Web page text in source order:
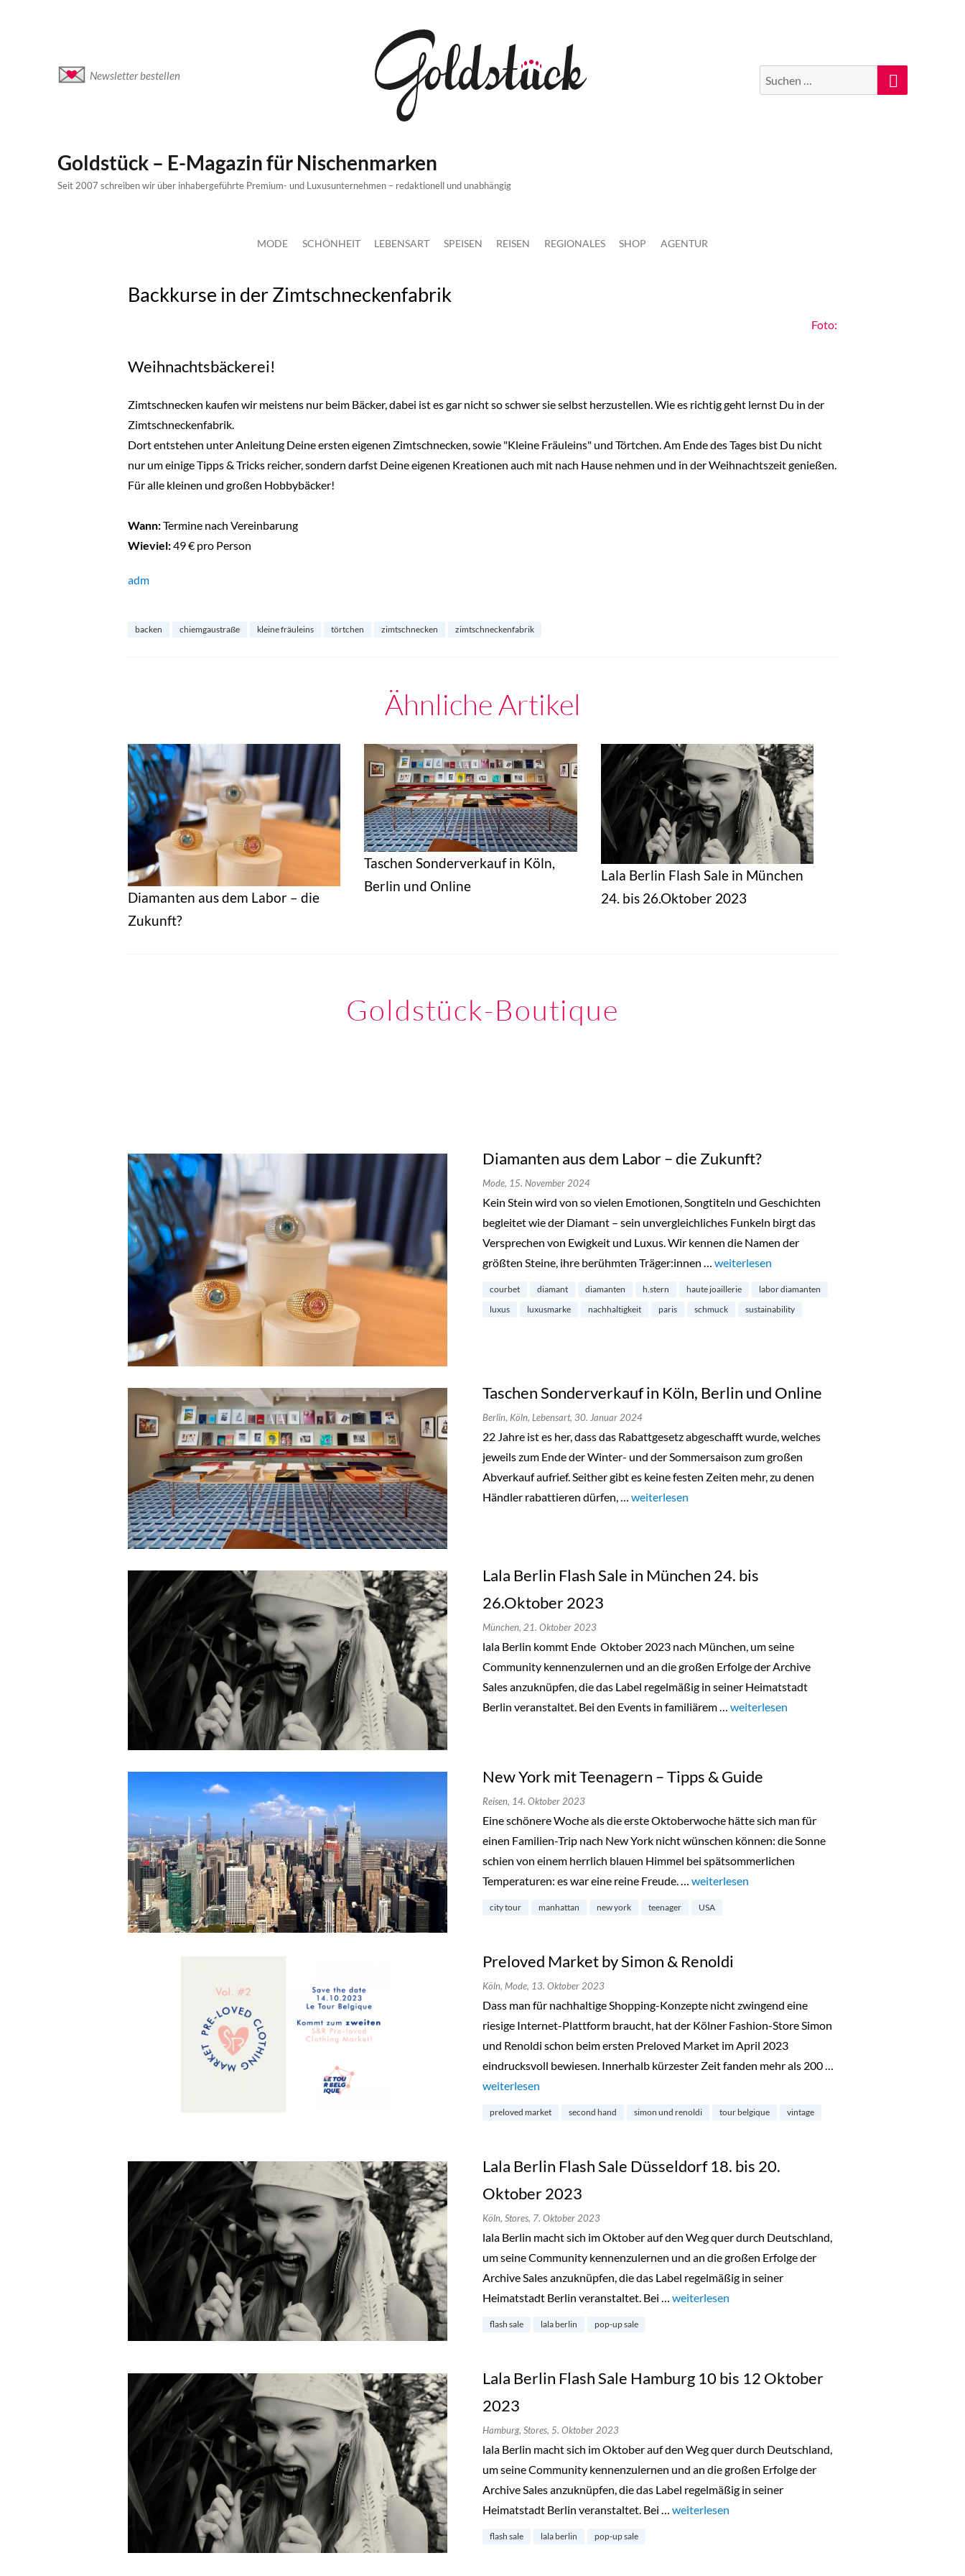
Newsletter bestellen
Suche
nach:
Suchen
Goldstück – E-Magazin für Nischenmarken
Seit 2007 schreiben wir über inhabergeführte Premium- und Luxusunternehmen – redaktionell und unabhängig
MODE SCHÖNHEIT LEBENSART SPEISEN REISEN REGIONALES SHOP AGENTUR
Backkurse in der Zimtschneckenfabrik
Foto:
Weihnachtsbäckerei!
Zimtschnecken kaufen wir meistens nur beim Bäcker, dabei ist es gar nicht so schwer sie selbst herzustellen. Wie es richtig geht lernst Du in der
Zimtschneckenfabrik.
Dort entstehen unter Anleitung Deine ersten eigenen Zimtschnecken, sowie "Kleine Fräuleins" und Törtchen. Am Ende des Tages bist Du nicht
nur um einige Tipps & Tricks reicher, sondern darfst Deine eigenen Kreationen auch mit nach Hause nehmen und in der Weihnachtszeit genießen.
Für alle kleinen und großen Hobbybäcker!
Wann:Termine nach Vereinbarung
Wieviel:49 € pro Person
adm
backen chiemgaustraße kleine fräuleins törtchen zimtschnecken zimtschneckenfabrik
Ähnliche Artikel
Diamanten aus dem Labor – die
Zukunft?
Taschen Sonderverkauf in Köln,
Berlin und Online
Lala Berlin Flash Sale in München
24. bis 26.Oktober 2023
Goldstück-Boutique
Diamanten aus dem Labor – die Zukunft?
Mode, 15. November 2024
Kein Stein wird von so vielen Emotionen, Songtiteln und Geschichten
begleitet wie der Diamant – sein unvergleichliches Funkeln birgt das
Versprechen von Ewigkeit und Luxus. Wir kennen die Namen der
größten Steine, ihre berühmten Träger:innen … „Diamanten aus dem Labor – die Zukunft?“
weiterlesen
courbet diamant diamanten h.stern haute joaillerie
labor diamanten
luxus
luxusmarke nachhaltigkeit paris schmuck sustainability
Taschen Sonderverkauf in Köln, Berlin und Online
Berlin, Köln, Lebensart, 30. Januar 2024
22 Jahre ist es her, dass das Rabattgesetz abgeschafft wurde, welches
jeweils zum Ende der Winter- und der Sommersaison zum großen
Abverkauf aufrief. Seither gibt es keine festen Zeiten mehr, zu denen
Händler rabattieren dürfen, … „Taschen Sonderverkauf in Köln, Berlin und Online“
weiterlesen
Lala Berlin Flash Sale in München 24. bis
26.Oktober 2023
München, 21. Oktober 2023
lala Berlin kommt Ende Oktober 2023 nach München, um seine
Community kennenzulernen und an die großen Erfolge der Archive
Sales anzuknüpfen, die das Label regelmäßig in seiner Heimatstadt
Berlin veranstaltet. Bei den Events in familiärem … „Lala Berlin Flash Sale in München 24. bis
weiterlesen
New York mit Teenagern – Tipps & Guide
Reisen, 14. Oktober 2023
Eine schönere Woche als die erste Oktoberwoche hätte sich man für
einen Familien-Trip nach New York nicht wünschen können: die Sonne
schien von einem herrlich blauen Himmel bei spätsommerlichen
Temperaturen: es war eine reine Freude. … „New York mit Teenagern – Tipps & Guide“
weiterlesen
city tour manhattan new york teenager USA
Preloved Market by Simon & Renoldi
Köln, Mode, 13. Oktober 2023
Dass man für nachhaltige Shopping-Konzepte nicht zwingend eine
riesige Internet-Plattform braucht, hat der Kölner Fashion-Store Simon
und Renoldi schon beim ersten Preloved Market im April 2023
eindrucksvoll bewiesen. Innerhalb kürzester Zeit fanden mehr als 200 …
„Preloved Market by Simon & Renoldi“
weiterlesen
preloved market second hand simon und renoldi tour belgique vintage
Lala Berlin Flash Sale Düsseldorf 18. bis 20.
Oktober 2023
Köln, Stores, 7. Oktober 2023
lala Berlin macht sich im Oktober auf den Weg quer durch Deutschland,
um seine Community kennenzulernen und an die großen Erfolge der
Archive Sales anzuknüpfen, die das Label regelmäßig in seiner
Heimatstadt Berlin veranstaltet. Bei … „Lala Berlin Flash Sale Düsseldorf 18. bis 20. Oktober 2023“
weiterlesen
flash sale lala berlin pop-up sale
Lala Berlin Flash Sale Hamburg 10 bis 12 Oktober
2023
Hamburg, Stores, 5. Oktober 2023
lala Berlin macht sich im Oktober auf den Weg quer durch Deutschland,
um seine Community kennenzulernen und an die großen Erfolge der
Archive Sales anzuknüpfen, die das Label regelmäßig in seiner
Heimatstadt Berlin veranstaltet. Bei … „Lala Berlin Flash Sale Hamburg 10 bis 12 Oktober 2023“
weiterlesen
flash sale lala berlin pop-up sale